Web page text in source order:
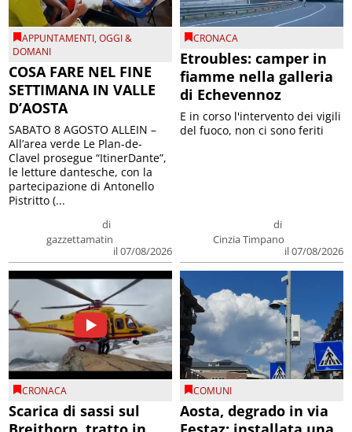
APPUNTAMENTI,OGGI &
DOMANI
COSA FARE NEL FINE
SETTIMANA IN VALLE
D’AOSTA
di
gazzettamatin
il 07/08/2026
SABATO 8 AGOSTO ALLEIN –
All’area verde Le Plan-de-
Clavel prosegue “ItinerDante”,
le letture dantesche, con la
partecipazione di Antonello
Pistritto (...
CRONACA
Etroubles: camper in
fiamme nella galleria
di Echevennoz
di
Cinzia Timpano
il 07/08/2026
E in corso l'intervento dei vigili
del fuoco, non ci sono feriti
CRONACA
Scarica di sassi sul
COMUNI
Aosta, degrado in via